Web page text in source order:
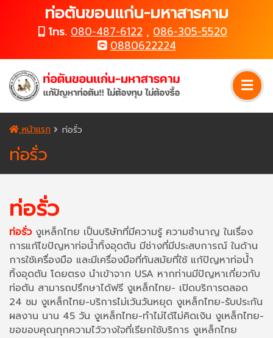
ท่อตันขอนแก่น-มหาสารคาม
โทร. 080-487-6122 , 086-305-5520
0880622224
หน้าแรก ท่อรั่ว
ท่อรั่ว
ท่อรั่ว
ท่อรั่วงูเหล็กไทย เป็นบริษัทที่มีความรู้ ความชำนาญ ในเรื่อง
การแก้ไขปัญหาท่อน้ำทิ้งอุดตัน มีช่างที่มีประสบการณ์ ในด้าน
การใช้เครื่องมือ และมีเครื่องมือที่ทันสมัยที่ใช้ แก้ปัญหาท่อน้ำ
ทิ้งอุดตัน โดยตรง นำเข้าจาก USA หากท่านมีปัญหาเกี่ยวกับ
ท่อตัน สามารถปรึกษาได้ฟรี งูเหล็กไทย- เปิดบริการตลอด
24 ชม งูเหล็กไทย-บริการไม่เว้นวันหยุด งูเหล็กไทย-รับประกัน
ผลงาน นาน 45 วัน งูเหล็กไทย-ทำไม่ได้ไม่คิดเงิน งูเหล็กไทย-
ขอขอบคุณทุกความไว้วางใจที่เรียกใช้บริการ งูเหล็กไทย